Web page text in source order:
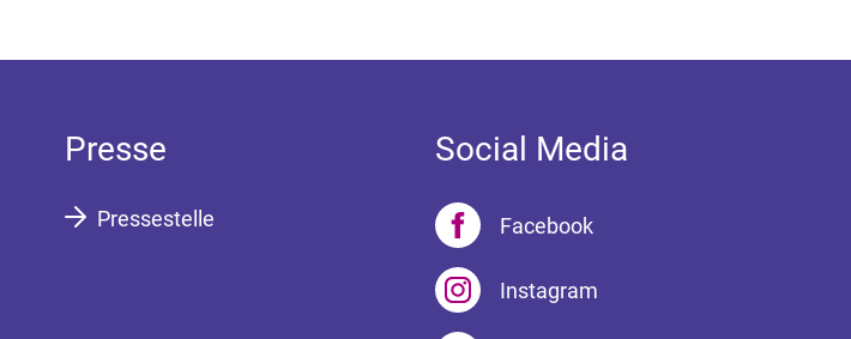
Presse
Pressestelle
Social Media
Facebook
Instagram